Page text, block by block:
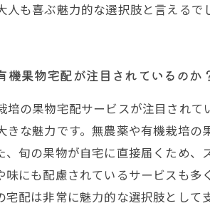
も喜ぶ魅力的な選択肢と言えるで
果物宅配が注目されているのか
の果物宅配サービスが注目され
な魅力です。無農薬や有機栽培
旬の果物が自宅に直接届くため
にも配慮されているサービスも
配は非常に魅力的な選択肢として